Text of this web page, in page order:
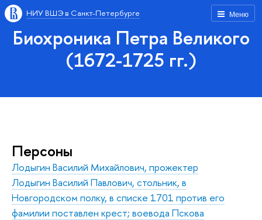
Меню
НИУ ВШЭ в Санкт-Петербурге
Биохроника Петра Великого
(1672-1725 гг.)
Персоны
Лодыгин Василий Михайлович, прожектер
Лодыгин Василий Павлович, стольник, в
Новгородском полку, в списке 1701 против его
фамилии поставлен крест; воевода Пскова